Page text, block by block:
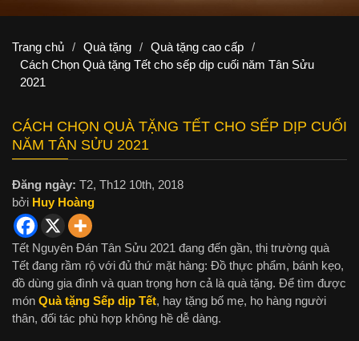
Trang chủ / Quà tặng / Quà tặng cao cấp /
Cách Chọn Quà tặng Tết cho sếp dịp cuối năm Tân Sửu
2021
CÁCH CHỌN QUÀ TẶNG TẾT CHO SẾP DỊP CUỐI
NĂM TÂN SỬU 2021
Đăng ngày: T2, Th12 10th, 2018
bởi Huy Hoàng
Tết Nguyên Đán Tân Sửu 2021 đang đến gần, thị trường quà
Tết đang rầm rộ với đủ thứ mặt hàng: Đồ thực phẩm, bánh kẹo,
đồ dùng gia đình và quan trọng hơn cả là quà tặng. Để tìm được
món Quà tặng Sếp dịp Tết, hay tặng bố mẹ, họ hàng người
thân, đối tác phù hợp không hề dễ dàng.